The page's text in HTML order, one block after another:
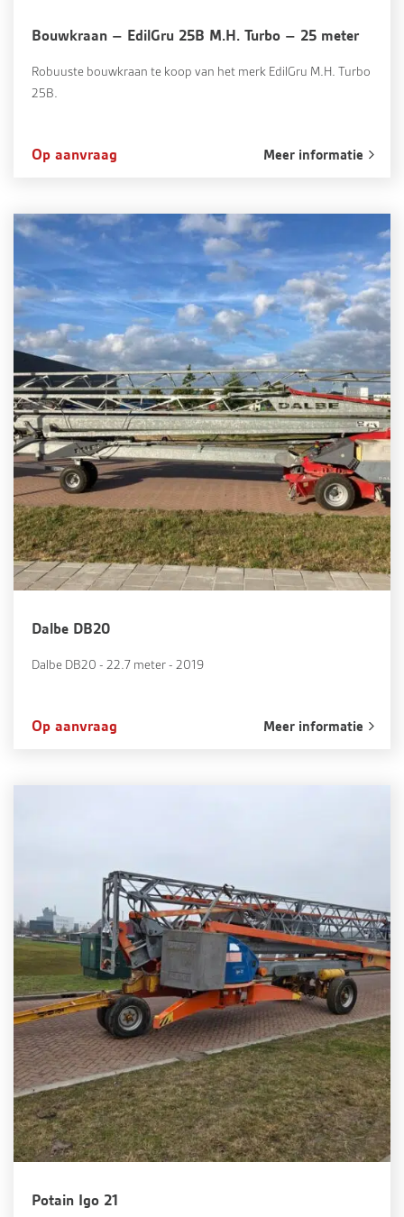
Bouwkraan – EdilGru 25B M.H. Turbo – 25 meter
Robuuste bouwkraan te koop van het merk EdilGru M.H. Turbo
25B.
Op aanvraag Meer informatie
Dalbe DB20
Dalbe DB20 - 22.7 meter - 2019
Op aanvraag Meer informatie
Potain Igo 21